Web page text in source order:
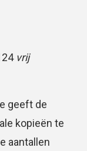
vrij
geeft de
kopieën te
aantallen